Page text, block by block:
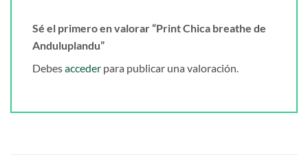
Sé el primero en valorar “Print Chica breathe de
Anduluplandu”
Debesacceder para publicar una valoración.